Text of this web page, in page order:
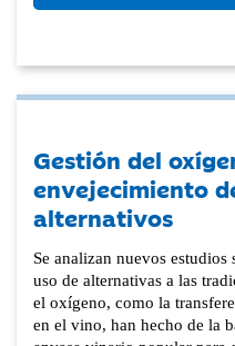
Gestión del
envejecimiento
alternativos
Se analizan nuevos
uso de alternativas a las
el oxígeno, como la
en el vino, han hecho de la